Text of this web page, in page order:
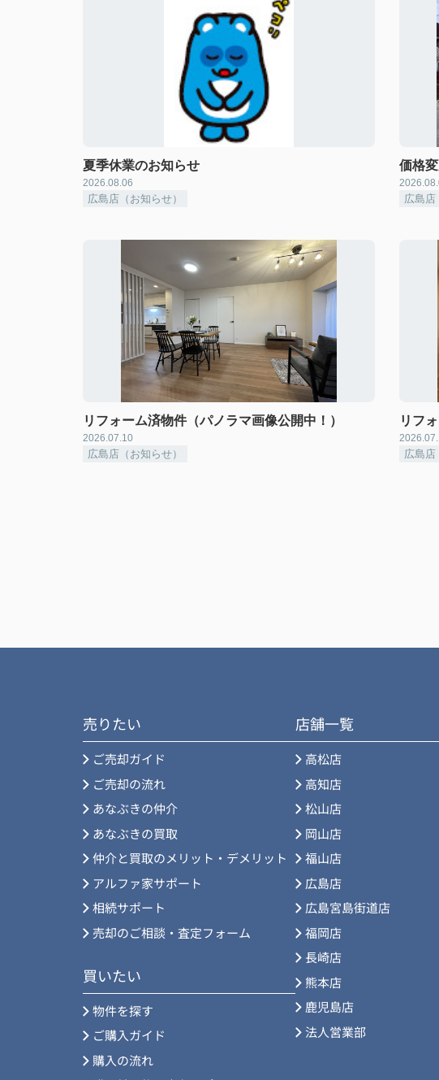
夏季休業のお知らせ
2026.08.06
広島店（お知らせ）
価格
広島店
リフォーム済物件（パノラマ画像公開中！）
2026.07.10
広島店（お知らせ）
リフ
広島店
売りたい
ご売却ガイド
ご売却の流れ
あなぶきの仲介
あなぶきの買取
仲介と買取のメリット・デメリット
アルファ家サポート
相続サポート
売却のご相談・査定フォーム
買いたい
物件を探す
ご購入ガイド
購入の流れ
店舗一覧
高松店
高知店
松山店
岡山店
福山店
広島店
広島宮島街道店
福岡店
長崎店
熊本店
鹿児島店
法人営業部